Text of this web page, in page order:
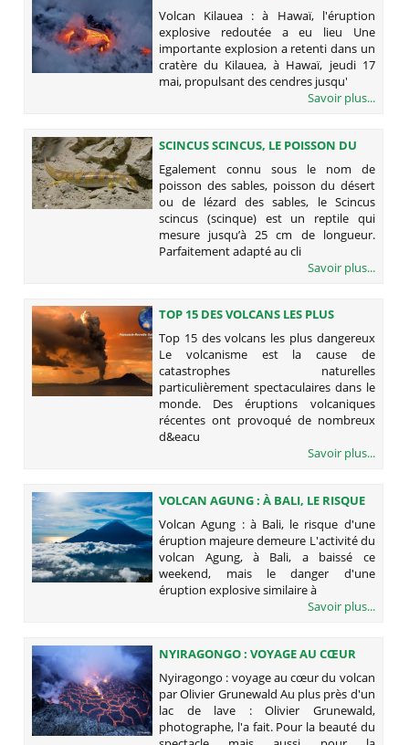
L'ÉRUPTION EXPLOSIVE REDOUTÉE A
EU LIEU
Volcan Kilauea : à Hawaï, l'éruption
explosive redoutée a eu lieu Une
importante explosion a retenti dans un
cratère du Kilauea, à Hawaï, jeudi 17
mai, propulsant des cendres jusqu'
Savoir plus...
SCINCUS SCINCUS, LE POISSON DU
DÉSERT
Egalement connu sous le nom de
poisson des sables, poisson du désert
ou de lézard des sables, le Scincus
scincus (scinque) est un reptile qui
mesure jusqu’à 25 cm de longueur.
Parfaitement adapté au cli
Savoir plus...
TOP 15 DES VOLCANS LES PLUS
DANGEREUX
Top 15 des volcans les plus dangereux
Le volcanisme est la cause de
catastrophes naturelles
particulièrement spectaculaires dans le
monde. Des éruptions volcaniques
récentes ont provoqué de nombreux
d&eacu
Savoir plus...
VOLCAN AGUNG : À BALI, LE RISQUE
D'UNE ÉRUPTION MAJEURE
DEMEURE
Volcan Agung : à Bali, le risque d'une
éruption majeure demeure L'activité du
volcan Agung, à Bali, a baissé ce
weekend, mais le danger d'une
éruption explosive similaire à
Savoir plus...
NYIRAGONGO : VOYAGE AU CŒUR
DU VOLCAN PAR OLIVIER
GRUNEWALD
Nyiragongo : voyage au cœur du volcan
par Olivier Grunewald Au plus près d'un
lac de lave : Olivier Grunewald,
photographe, l'a fait. Pour la beauté du